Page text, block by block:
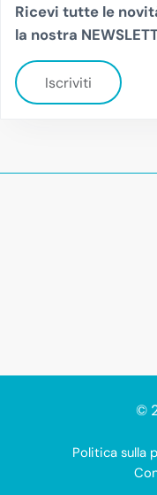
Ricevi tutte le
la nostra
Iscriviti
©
Politica sulla